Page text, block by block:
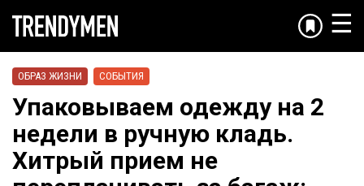
☰
ОБРАЗ ЖИЗНИ СОБЫТИЯ
Упаковываем одежду на 2
недели в ручную кладь.
Хитрый прием не